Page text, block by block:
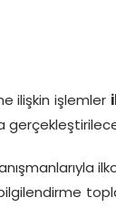
ilişkin işlemler